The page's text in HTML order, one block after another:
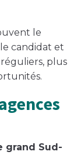
le
candidat et
plus
grand Sud-